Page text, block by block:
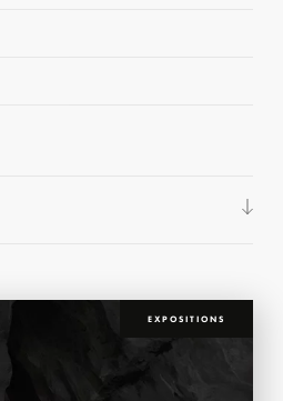
EXPOSITIONS